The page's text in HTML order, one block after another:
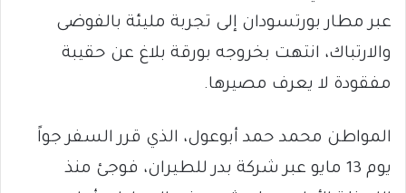
عبر مطار بورتسودان إلى تجربة مليئة بالفوضى
والارتباك، انتهت بخروجه بورقة بلاغ عن حقيبة
مفقودة لا يعرف مصيرها.
المواطن محمد حمد أبوعول، الذي قرر السفر جواً
يوم 13 مايو عبر شركة بدر للطيران، فوجئ منذ